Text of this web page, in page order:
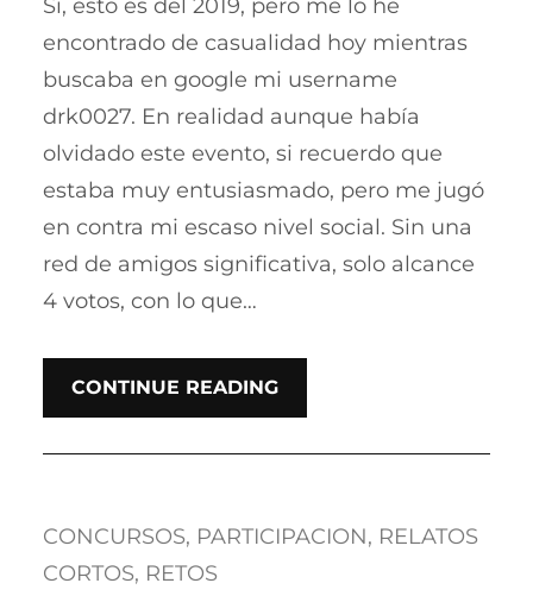
Si, esto es del 2019, pero me lo he
encontrado de casualidad hoy mientras
buscaba en google mi username
drk0027. En realidad aunque había
olvidado este evento, si recuerdo que
estaba muy entusiasmado, pero me jugó
en contra mi escaso nivel social. Sin una
red de amigos significativa, solo alcance
4 votos, con lo que…
CONTINUE READING
CONCURSOS, PARTICIPACION, RELATOS
CORTOS, RETOS